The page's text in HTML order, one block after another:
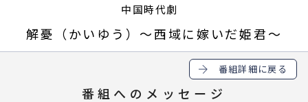
中国時代劇
解憂（かいゆう）～西域に嫁いだ姫君～
番組詳細に戻る
番組へのメッセージ